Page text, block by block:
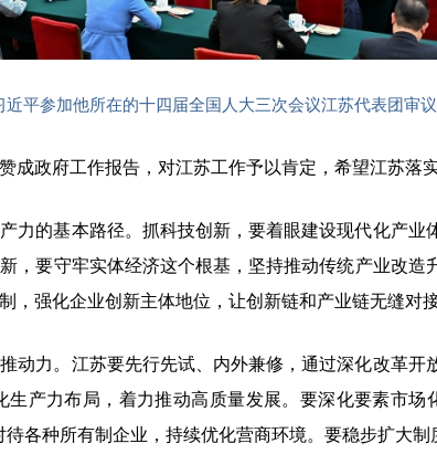
平参加他所在的十四届全国人大三次会议江苏代表团审
成政府工作报告，对江苏工作予以肯定，希望江苏落
力的基本路径。抓科技创新，要着眼建设现代化产
，要守牢实体经济这个根基，坚持推动传统产业改造
强化企业创新主体地位，让创新链和产业链无缝对接
动力。江苏要先行先试、内外兼修，通过深化改革
产力布局，着力推动高质量发展。要深化要素市
各种所有制企业，持续优化营商环境。要稳步扩大制